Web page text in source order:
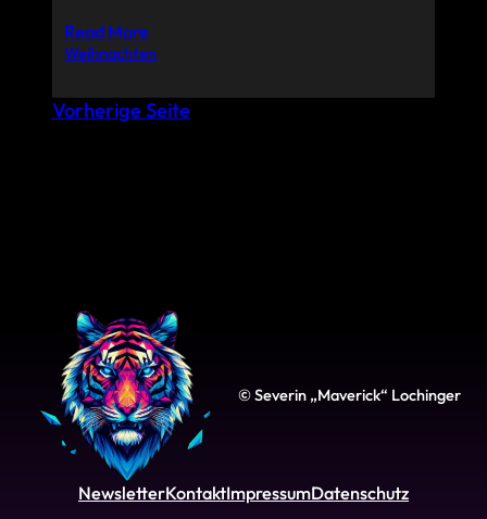
Read More
Weihnachten
Vorherige Seite
© Severin „Maverick“ Lochinger
NewsletterKontaktImpressumDatenschutz